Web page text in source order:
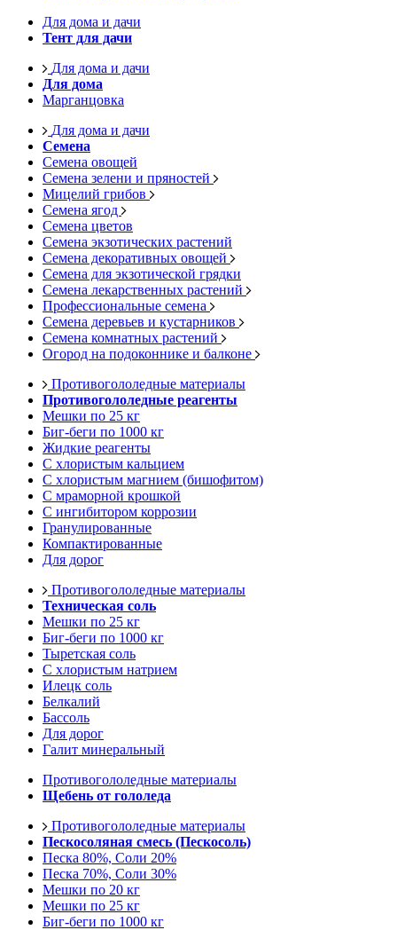
Для дома и дачи
Тент для дачи
Для дома и дачи
Для дома
Марганцовка
Для дома и дачи
Семена
Семена овощей
Семена зелени и пряностей
Мицелий грибов
Семена ягод
Семена цветов
Семена экзотических растений
Семена декоративных овощей
Семена для экзотической грядки
Семена лекарственных растений
Профессиональные семена
Семена деревьев и кустарников
Семена комнатных растений
Огород на подоконнике и балконе
Противогололедные материалы
Противогололедные реагенты
Мешки по 25 кг
Биг-беги по 1000 кг
Жидкие реагенты
С хлористым кальцием
С хлористым магнием (бишофитом)
С мраморной крошкой
С ингибитором коррозии
Гранулированные
Компактированные
Для дорог
Противогололедные материалы
Техническая соль
Мешки по 25 кг
Биг-беги по 1000 кг
Тыретская соль
С хлористым натрием
Илецк соль
Белкалий
Бассоль
Для дорог
Галит минеральный
Противогололедные материалы
Щебень от гололеда
Противогололедные материалы
Пескосоляная смесь (Пескосоль)
Песка 80%, Соли 20%
Песка 70%, Соли 30%
Мешки по 20 кг
Мешки по 25 кг
Биг-беги по 1000 кг